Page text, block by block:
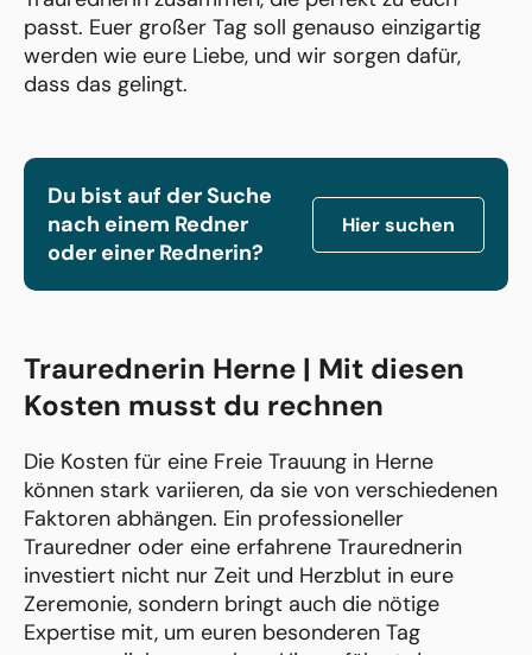
passt. Euer großer Tag soll genauso einzigartig
werden wie eure Liebe, und wir sorgen dafür,
dass das gelingt.
Du bist auf der Suche
nach einem Redner
oder einer Rednerin?
Hier suchen
Traurednerin Herne | Mit diesen
Kosten musst du rechnen
Die Kosten für eine Freie Trauung in Herne
können stark variieren, da sie von verschiedenen
Faktoren abhängen. Ein professioneller
Trauredner oder eine erfahrene Traurednerin
investiert nicht nur Zeit und Herzblut in eure
Zeremonie, sondern bringt auch die nötige
Expertise mit, um euren besonderen Tag